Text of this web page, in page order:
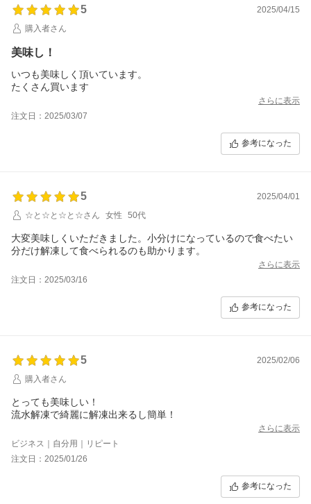
5
2025/04/15
購入者さん
美味し！
いつも美味しく頂いています。
たくさん買います
さらに表示
注文日：2025/03/07
参考になった
5
2025/04/01
☆と☆と☆と☆さん
女性 50代
大変美味しくいただきました。小分けになっているので食べたい
分だけ解凍して食べられるのも助かります。
さらに表示
注文日：2025/03/16
参考になった
5
2025/02/06
購入者さん
とっても美味しい！
流水解凍で綺麗に解凍出来るし簡単！
さらに表示
ビジネス｜自分用｜リピート
注文日：2025/01/26
参考になった